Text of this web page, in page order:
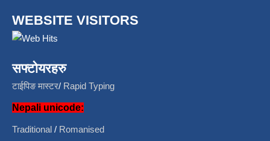
WEBSITE VISITORS
सफ्टोयरहरु
टाईपिङ मास्टर/ Rapid Typing
Nepali unicode:
Traditional / Romanised